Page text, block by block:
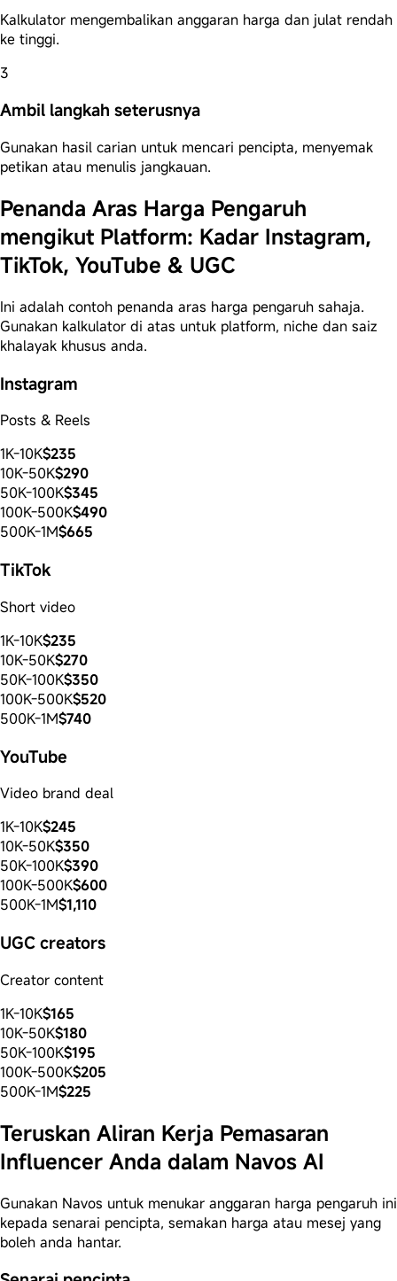
Kalkulator mengembalikan anggaran harga dan julat rendah
ke tinggi.
3
Ambil langkah seterusnya
Gunakan hasil carian untuk mencari pencipta, menyemak
petikan atau menulis jangkauan.
Penanda Aras Harga Pengaruh
mengikut Platform: Kadar Instagram,
TikTok, YouTube & UGC
Ini adalah contoh penanda aras harga pengaruh sahaja.
Gunakan kalkulator di atas untuk platform, niche dan saiz
khalayak khusus anda.
Instagram
Posts & Reels
1K-10K$235
10K-50K$290
50K-100K$345
100K-500K$490
500K-1M$665
TikTok
Short video
1K-10K$235
10K-50K$270
50K-100K$350
100K-500K$520
500K-1M$740
YouTube
Video brand deal
1K-10K$245
10K-50K$350
50K-100K$390
100K-500K$600
500K-1M$1,110
UGC creators
Creator content
1K-10K$165
10K-50K$180
50K-100K$195
100K-500K$205
500K-1M$225
Teruskan Aliran Kerja Pemasaran
Influencer Anda dalam Navos AI
Gunakan Navos untuk menukar anggaran harga pengaruh ini
kepada senarai pencipta, semakan harga atau mesej yang
boleh anda hantar.